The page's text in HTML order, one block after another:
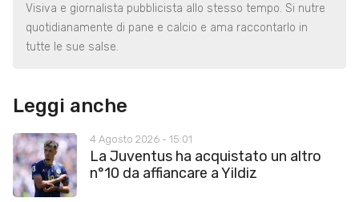
Visiva e giornalista pubblicista allo stesso tempo. Si nutre
quotidianamente di pane e calcio e ama raccontarlo in
tutte le sue salse.
Leggi anche
4 Agosto 2026 - 15:01
La Juventus ha acquistato un altro
n°10 da affiancare a Yildiz